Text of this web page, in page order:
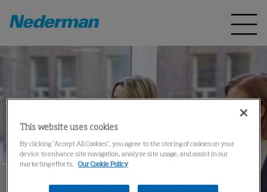
This website uses cookies
By clicking “Accept All Cookies”, you agree to the storing of cookies on your
device to enhance site navigation, analyze site usage, and assist in our
marketing efforts.
Our Cookie Policy